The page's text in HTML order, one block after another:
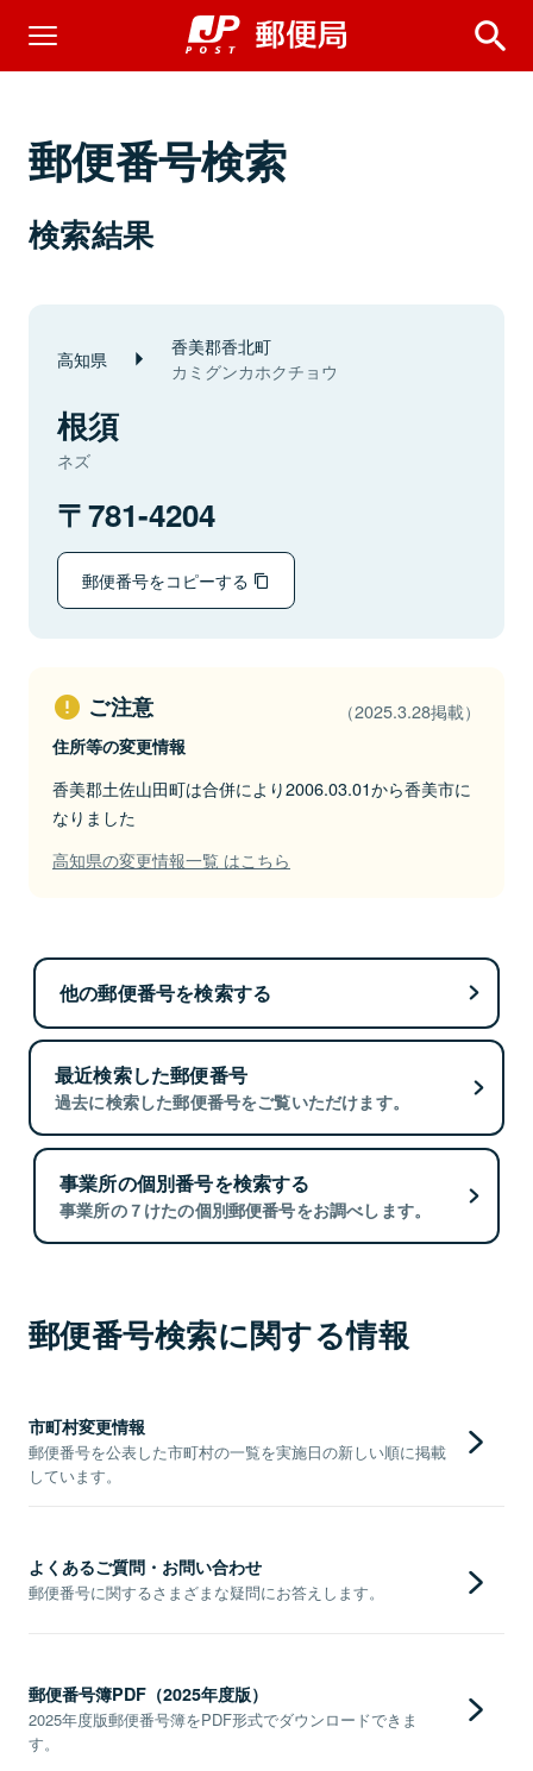
郵便番号検索
検索結果
高知県 香美郡香北町
カミグンカホクチョウ
根須
ネズ
781-4204
郵便番号をコピーする
ご注意 （2025.3.28掲載）
住所等の変更情報
香美郡土佐山田町は合併により2006.03.01から香美市に
なりました
高知県の変更情報一覧 はこちら
他の郵便番号を検索する
最近検索した郵便番号
過去に検索した郵便番号をご覧いただけます。
事業所の個別番号を検索する
事業所の７けたの個別郵便番号をお調べします。
郵便番号検索に関する情報
市町村変更情報
郵便番号を公表した市町村の一覧を実施日の新しい順に掲載
しています。
よくあるご質問・お問い合わせ
郵便番号に関するさまざまな疑問にお答えします。
郵便番号簿PDF（2025年度版）
2025年度版郵便番号簿をPDF形式でダウンロードできま
す。